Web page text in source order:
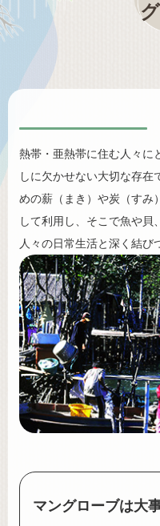
熱帯・亜熱帯に住む人々に
しに欠かせない大切な存在
めの薪（まき）や炭（すみ
して利用し、そこで魚や
人々の日常生活と深く結び
マングローブは大